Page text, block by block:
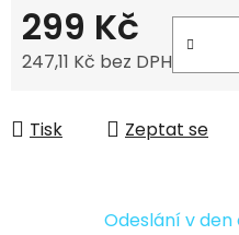
299 Kč
247,11 Kč bez DPH
Tisk Zeptat se
Odeslání v den